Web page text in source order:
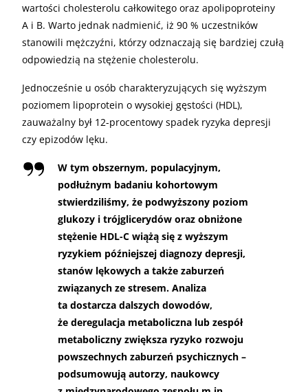
wartości cholesterolu całkowitego oraz apolipoproteiny
A i B. Warto jednak nadmienić, iż 90 % uczestników
stanowili mężczyźni, którzy odznaczają się bardziej czułą
odpowiedzią na stężenie cholesterolu.
Jednocześnie u osób charakteryzujących się wyższym
poziomem lipoprotein o wysokiej gęstości (HDL),
zauważalny był 12-procentowy spadek ryzyka depresji
czy epizodów lęku.
W tym obszernym, populacyjnym,
podłużnym badaniu kohortowym
stwierdziliśmy, że podwyższony poziom
glukozy i trójglicerydów oraz obniżone
stężenie HDL-C wiążą się z wyższym
ryzykiem późniejszej diagnozy depresji,
stanów lękowych a także zaburzeń
związanych ze stresem. Analiza
ta dostarcza dalszych dowodów,
że deregulacja metaboliczna lub zespół
metaboliczny zwiększa ryzyko rozwoju
powszechnych zaburzeń psychicznych –
podsumowują autorzy, naukowcy